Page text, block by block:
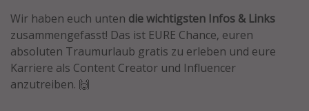
Reisethemen
Alle Reisethemen
Wellnessurlaub
Disneyland Paris
Wir haben euch unten die wichtigsten Infos & Links
zusammengefasst! Das ist EURE Chance, euren
absoluten Traumurlaub gratis zu erleben und eure
Karriere als Content Creator und Influencer
anzutreiben. 🙌